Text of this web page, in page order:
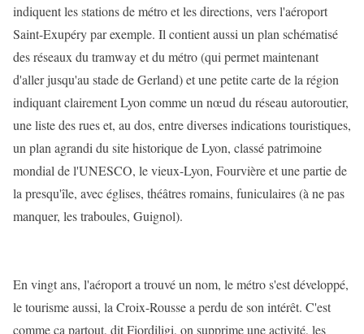
indiquent les stations de métro et les directions, vers l'aéroport
Saint-Exupéry par exemple. Il contient aussi un plan schématisé
des réseaux du tramway et du métro (qui permet maintenant
d'aller jusqu'au stade de Gerland) et une petite carte de la région
indiquant clairement Lyon comme un nœud du réseau autoroutier,
une liste des rues et, au dos, entre diverses indications touristiques,
un plan agrandi du site historique de Lyon, classé patrimoine
mondial de l'UNESCO, le vieux-Lyon, Fourvière et une partie de
la presqu'île, avec églises, théâtres romains, funiculaires (à ne pas
manquer, les traboules, Guignol).
En vingt ans, l'aéroport a trouvé un nom, le métro s'est développé,
le tourisme aussi, la Croix-Rousse a perdu de son intérêt. C'est
comme ça partout, dit Fiordiligi, on supprime une activité, les